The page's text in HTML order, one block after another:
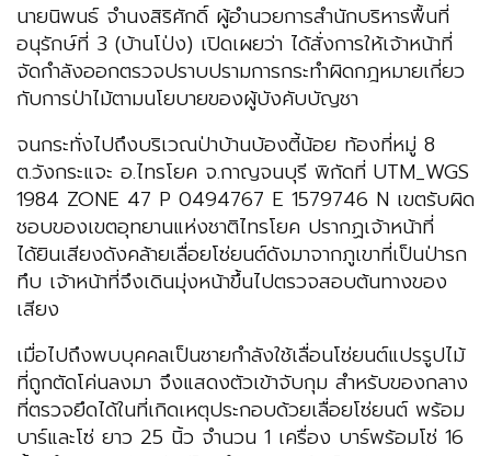
นายนิพนธ์ จำนงสิริศักดิ์ ผู้อำนวยการสำนักบริหารพื้นที่
อนุรักษ์ที่ 3 (บ้านโป่ง) เปิดเผยว่า ได้สั่งการให้เจ้าหน้าที่
จัดกำลังออกตรวจปราบปรามการกระทำผิดกฎหมายเกี่ยว
กับการป่าไม้ตามนโยบายของผู้บังคับบัญชา
จนกระทั่งไปถึงบริเวณป่าบ้านบ้องตี้น้อย ท้องที่หมู่ 8
ต.วังกระแจะ อ.ไทรโยค จ.กาญจนบุรี พิกัดที่ UTM_WGS
1984 ZONE 47 P 0494767 E 1579746 N เขตรับผิด
ชอบของเขตอุทยานแห่งชาติไทรโยค ปรากฏเจ้าหน้าที่
ได้ยินเสียงดังคล้ายเลื่อยโซ่ยนต์ดังมาจากภูเขาที่เป็นป่ารก
ทึบ เจ้าหน้าที่จึงเดินมุ่งหน้าขึ้นไปตรวจสอบต้นทางของ
เสียง
เมื่อไปถึงพบบุคคลเป็นชายกำลังใช้เลื่อนโซ่ยนต์แปรรูปไม้
ที่ถูกตัดโค่นลงมา จึงแสดงตัวเข้าจับกุม สำหรับของกลาง
ที่ตรวจยึดได้ในที่เกิดเหตุประกอบด้วยเลื่อยโซ่ยนต์ พร้อม
บาร์และโซ่ ยาว 25 นิ้ว จำนวน 1 เครื่อง บาร์พร้อมโซ่ 16